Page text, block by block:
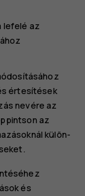
lefelé az
értesítések
nevére az
az
külön-
és